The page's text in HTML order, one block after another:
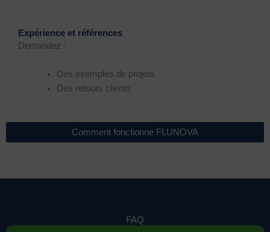
Expérience et références
Demandez :
Des exemples de projets
Des retours clients
Comment fonctionne FLUNOVA
FAQ